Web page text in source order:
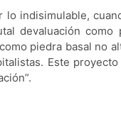
lo indisimulable,
devaluación como
piedra basal no
Este